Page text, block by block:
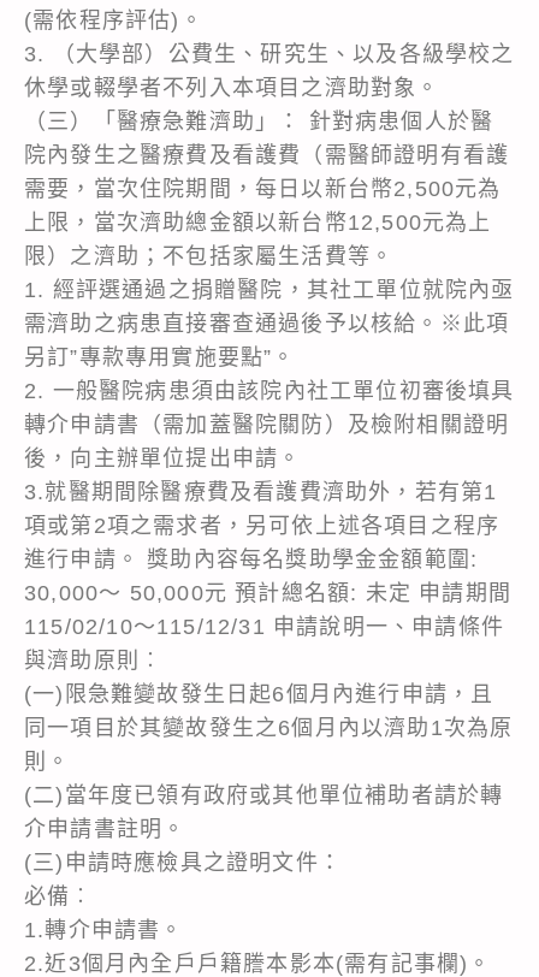
(需依程序評估)。
3. （大學部）公費生、研究生、以及各級學校之
休學或輟學者不列入本項目之濟助對象。
（三）「醫療急難濟助」： 針對病患個人於醫
院內發生之醫療費及看護費（需醫師證明有看護
需要，當次住院期間，每日以新台幣2,500元為
上限，當次濟助總金額以新台幣12,500元為上
限）之濟助；不包括家屬生活費等。
1. 經評選通過之捐贈醫院，其社工單位就院內亟
需濟助之病患直接審查通過後予以核給。※此項
另訂”專款專用實施要點”。
2. 一般醫院病患須由該院內社工單位初審後填具
轉介申請書（需加蓋醫院關防）及檢附相關證明
後，向主辦單位提出申請。
3.就醫期間除醫療費及看護費濟助外，若有第1
項或第2項之需求者，另可依上述各項目之程序
進行申請。 獎助內容每名獎助學金金額範圍:
30,000～ 50,000元 預計總名額: 未定 申請期間
115/02/10～115/12/31 申請說明一、申請條件
與濟助原則︰
(一)限急難變故發生日起6個月內進行申請，且
同一項目於其變故發生之6個月內以濟助1次為原
則。
(二)當年度已領有政府或其他單位補助者請於轉
介申請書註明。
(三)申請時應檢具之證明文件：
必備︰
1.轉介申請書。
2.近3個月內全戶戶籍謄本影本(需有記事欄)。